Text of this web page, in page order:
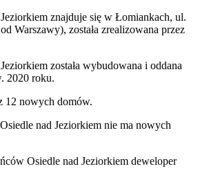
znajduje się w Łomiankach, ul.
Warszawy), została zrealizowana przez
została wybudowana i oddana
2020 roku.
12 nowych domów.
Osiedle nad Jeziorkiem nie ma nowych
Osiedle nad Jeziorkiem deweloper